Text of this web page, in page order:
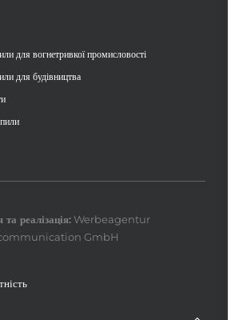
для вогнетривкої промисловості
для будівництва
та реалізація:Werbeagentur
GmbH